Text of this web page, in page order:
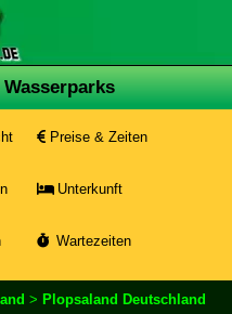
Wasserparks
Preise & Zeiten
Unterkunft
Wartezeiten
> Plopsaland Deutschland